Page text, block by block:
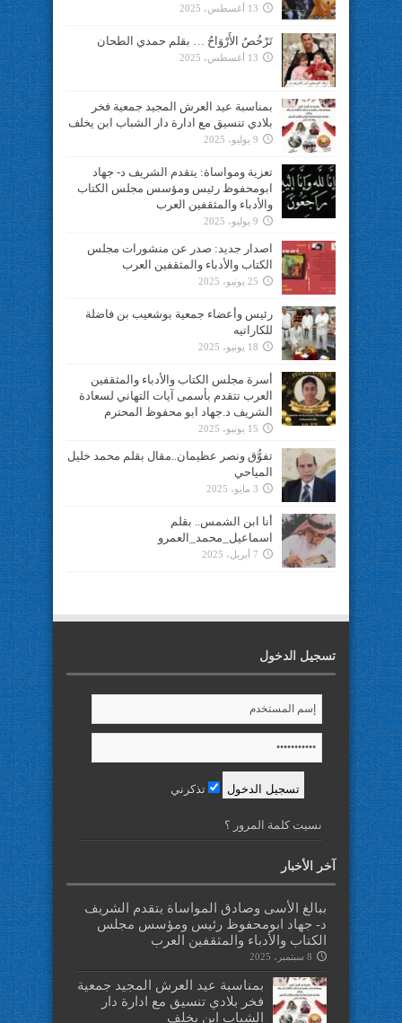
13 أغسطس، 2025
تَرْخُصُ الأَرْوَاحُ … بقلم حمدي الطحان
13 أغسطس، 2025
بمناسبة عيد العرش المجيد جمعية فخر
بلادي تنسيق مع ادارة دار الشباب ابن يخلف
9 يوليو، 2025
تعزية ومواساة: يتقدم الشريف د- جهاد
ابومحفوظ رئيس ومؤسس مجلس الكتاب
والأدباء والمثقفين العرب
9 يوليو، 2025
اصدار جديد: صدر عن منشورات مجلس
الكتاب والأدباء والمثقفين العرب
25 يونيو، 2025
رئيس وأعضاء جمعية بوشعيب بن فاضلة
للكاراتيه
18 يونيو، 2025
أسرة مجلس الكتاب والأدباء والمثقفين
العرب تتقدم بأسمى آيات التهاني لسعادة
الشريف د.جهاد ابو محفوظ المحترم
15 يونيو، 2025
تفوُّق ونصر عظيمان..مقال بقلم محمد خليل
المياحي
3 مايو، 2025
أنا ابن الشمس.. بقلم
اسماعيل_محمد_العمرو
7 أبريل، 2025
تسجيل الدخول
تذكرني
نسيت كلمة المرور ؟
آخر الأخبار
ببالغ الأسى وصادق المواساة يتقدم الشريف
د- جهاد ابومحفوظ رئيس ومؤسس مجلس
الكتاب والأدباء والمثقفين العرب
8 سبتمبر، 2025
بمناسبة عيد العرش المجيد جمعية
فخر بلادي تنسيق مع ادارة دار
الشباب ابن يخلف